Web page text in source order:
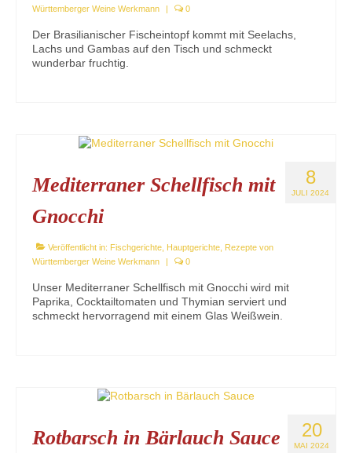
Württemberger Weine Werkmann
| 0
Der Brasilianischer Fischeintopf kommt mit Seelachs,
Lachs und Gambas auf den Tisch und schmeckt
wunderbar fruchtig.
8
JULI 2024
Mediterraner Schellfisch mit
Gnocchi
Veröffentlicht in: Fischgerichte Hauptgerichte Rezepte von
Württemberger Weine Werkmann
| 0
Unser Mediterraner Schellfisch mit Gnocchi wird mit
Paprika, Cocktailtomaten und Thymian serviert und
schmeckt hervorragend mit einem Glas Weißwein.
20
MAI 2024
Rotbarsch in Bärlauch Sauce